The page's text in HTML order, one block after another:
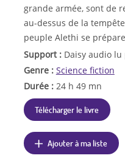
grande armée, sont de
au-dessus de la
peuple Alethi se
Support : Daisy audio
Genre : Science fiction
Durée : 24 h 49 mn
Télécharger le livre
Ajouter à ma liste